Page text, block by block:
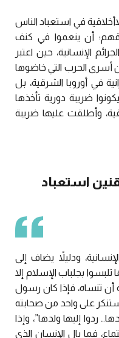
في استعباد الناس
أن ينعموا في كنف
الإنسانية، حين اعتبر
أسرى الحرب التي خاضوها
في أوروبا الشرقية، بل
ضريبة دورية تأخذها
وأطلقت عليها ضريبة
استعباد
ودليلاً يضاف إلى
تلبسوا بجلباب الإسلام إلا
أن تنساه، فإذا كان رسول
على واحد من صحابته
ردوا إليها ولدها”، وإذا
فما بال الإنسان الذي